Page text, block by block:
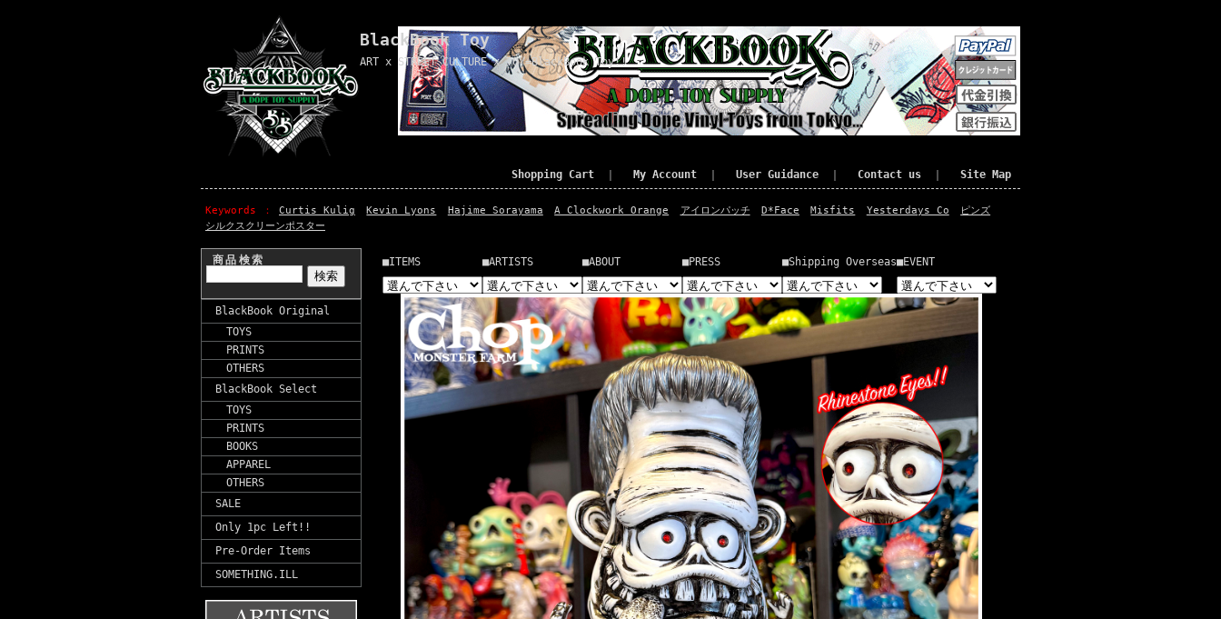
BlackBook Toy
ART x STREET CULTURE x TOY=BlackBook Toy!!
Shopping Cart My Account User Guidance Contact us Site Map
Keywords Curtis Kulig Kevin Lyons Hajime Sorayama A Clockwork Orange アイロンパッチ D*Face Misfits Yesterdays Co
ピンズ
シルクスクリーンポスター
商品検索
BlackBook Original
TOYS
PRINTS
OTHERS
BlackBook Select
TOYS
PRINTS
BOOKS
APPAREL
OTHERS
SALE
Only 1pc Left!!
Pre-Order Items
SOMETHING.ILL
■ITEMS ■ARTISTS ■ABOUT ■PRESS ■Shipping Overseas■EVENT